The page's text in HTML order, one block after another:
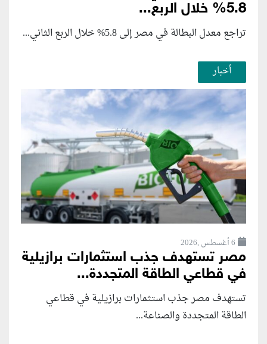
5.8% خلال الربع...
تراجع معدل البطالة في مصر إلى 5.8% خلال الربع الثاني...
أخبار
6 أغسطس ,2026
مصر تستهدف جذب استثمارات برازيلية
في قطاعي الطاقة المتجددة...
تستهدف مصر جذب استثمارات برازيلية في قطاعي
الطاقة المتجددة والصناعة...